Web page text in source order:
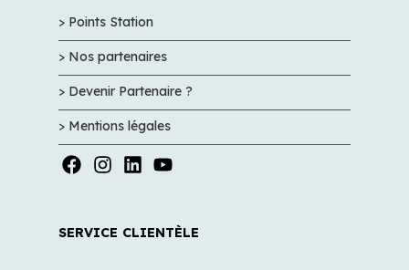
> Points Station
> Nos partenaires
> Devenir Partenaire ?
> Mentions légales
SERVICE CLIENTÈLE